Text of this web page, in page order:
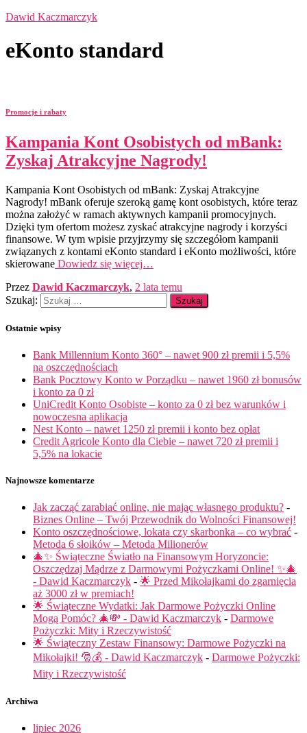
Dawid Kaczmarczyk
eKonto standard
Promocje i rabaty
Kampania Kont Osobistych od mBank:
Zyskaj Atrakcyjne Nagrody!
Kampania Kont Osobistych od mBank: Zyskaj Atrakcyjne
Nagrody! mBank oferuje szeroką gamę kont osobistych, które teraz
można założyć w ramach aktywnych kampanii promocyjnych.
Dzięki tym ofertom możesz zyskać atrakcyjne nagrody i korzyści
finansowe. W tym wpisie przyjrzymy się szczegółom kampanii
związanych z kontami eKonto standard i eKonto możliwości, które
skierowane Dowiedz się więcej…
Przez Dawid Kaczmarczyk, 2 lata temu
Szukaj:
Ostatnie wpisy
Bank Millennium Konto 360° – nawet 900 zł premii i 5,5%
na oszczędnościach
Bank Pocztowy Konto w Porządku – nawet 1960 zł bonusów
i konto za 0 zł
UniCredit Konto Osobiste – konto za 0 zł bez warunków i
nowoczesna aplikacja
Nest Konto – nawet 1250 zł premii i konto bez opłat
Credit Agricole Konto dla Ciebie – nawet 720 zł premii i
5,5% na lokacie
Najnowsze komentarze
Jak zacząć zarabiać online, nie mając własnego produktu? -
Biznes Online – Twój Przewodnik do Wolności Finansowej!
Konto oszczędnościowe, lokata czy skarbonka – co wybrać -
Metoda 6 słoików – Metoda Milionerów
🎄✨ Świąteczne Światło na Finansowym Horyzoncie:
Oszczędzaj Mądrze z Darmowymi Pożyczkami Online! ✨🎄
- Dawid Kaczmarczyk - 🌟 Przed Mikołajkami do zgarnięcia
aż 3000 zł w premiach!
🌟 Świąteczne Wydatki: Jak Darmowe Pożyczki Online
Mogą Pomóc? 🎄💸 - Dawid Kaczmarczyk - Darmowe
Pożyczki: Mity i Rzeczywistość
🌟 Świąteczny Zestaw Finansowy: Darmowe Pożyczki na
Mikołajki! 🎅💰 - Dawid Kaczmarczyk - Darmowe Pożyczki:
Mity i Rzeczywistość
Archiwa
lipiec 2026